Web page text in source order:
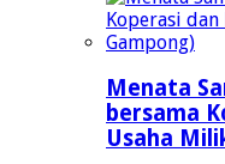
Menata
bersama
Usaha